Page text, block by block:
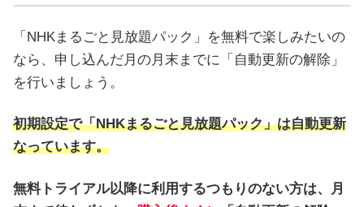
「NHKまるごと見放題パック」を無料で楽しみたいの
なら、申し込んだ月の月末までに「自動更新の解除」
を行いましょう。
初期設定で「NHKまるごと見放題パック」は自動更新
なっています。
無料トライアル以降に利用するつもりのない方は、月